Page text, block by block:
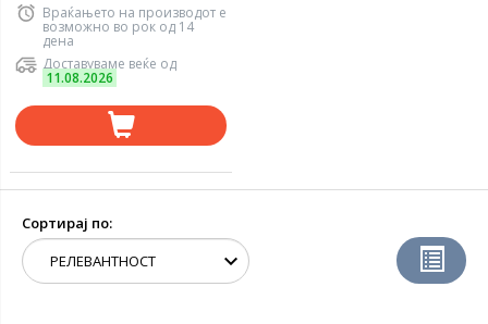
Враќањето на производот е
возможно во рок од 14
дена
Доставуваме веќе од
11.08.2026
Сортирај по: